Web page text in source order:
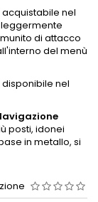
acquistabile nel
di attacco
del menù
disponibile nel
posti, idonei
in metallo, si